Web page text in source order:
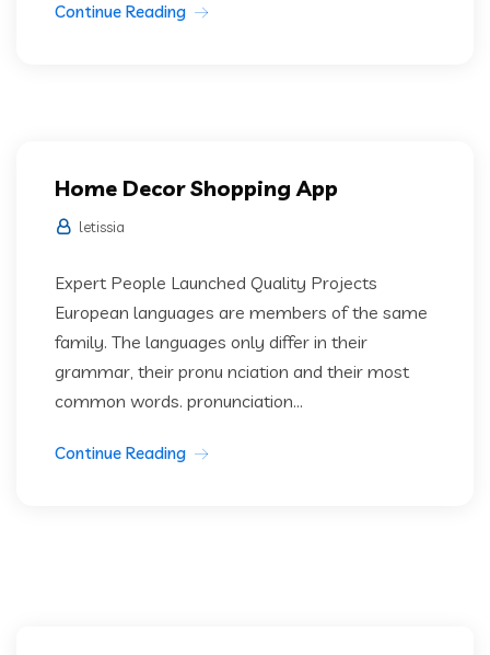
Continue Reading
Home Decor Shopping App
letissia
Expert People Launched Quality Projects
European languages are members of the same
family. The languages only differ in their
grammar, their pronu nciation and their most
common words. pronunciation...
Continue Reading